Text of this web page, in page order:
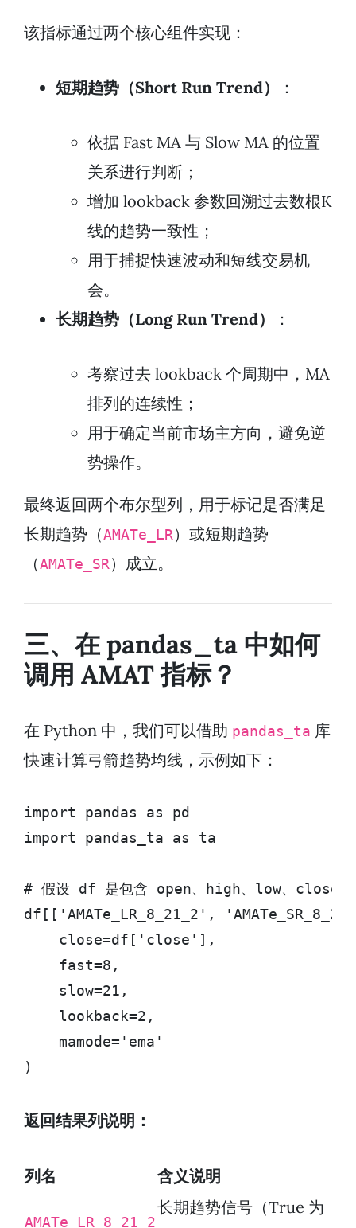
该指标通过两个核心组件实现：
短期趋势（Short Run Trend） ：
依据 Fast MA 与 Slow MA 的位置
关系进行判断；
增加 lookback 参数回溯过去数根K
线的趋势一致性；
用于捕捉快速波动和短线交易机
会。
长期趋势（Long Run Trend）
：
考察过去 lookback 个周期中，MA
排列的连续性；
用于确定当前市场主方向，避免逆
势操作。
最终返回两个布尔型列，用于标记是否满足
长期趋势（AMATe_LR ）或短期趋势
（AMATe_SR ）成立。
三、在 pandas_ta 中如何
调用 AMAT 指标？
在 Python 中，我们可以借助 pandas_ta 库
快速计算弓箭趋势均线，示例如下：
import pandas as pd
import pandas_ta as ta
# 假设 df 是包含 open、high、low、close
df[['AMATe_LR_8_21_2',
    close=df['close'],
    fast=8,
    slow=21,
    lookback=2,
    mamode='ema'
)
返回结果列说明：
列名 含义说明
AMATe_LR_8_21_2
长期趋势信号（True 为